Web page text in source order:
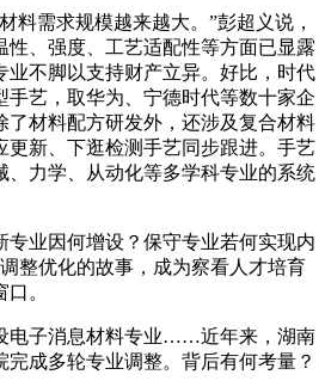
需求规模越来越大。”彭超义说，
性、强度、工艺适配性等方面已显露
业不脚以支持财产立异。好比，时代
手艺，取华为、宁德时代等数十家企
了材料配方研发外，还涉及复合材料
更新、下逛检测手艺同步跟进。手艺
、力学、从动化等多学科专业的系统
业因何增设？保守专业若何实现内
整优化的故事，成为察看人才培育
。
子消息材料专业……近年来，湖南
完成多轮专业调整。背后有何考量？